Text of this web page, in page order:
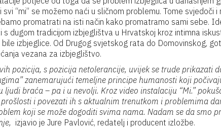
“mi” se možemo naći u sličnom problemu. Tome svjedoči
promatrati na isti način kako promatramo sami sebe.
dugom tradicijom izbjeglištva u Hrvatskoj kroz intimna
izbjeglice. Od Drugog svjetskog rata do Domovinskog,
vezana za izbjeglištvo.
pozicija, s pozicija netolerancije, uvijek se trude prikazati
zanemarujući temeljne principe humanosti koji
ljudi braća – pa i u nevolji. Kroz video instalaciju “Mi.”
i povezati ih s aktualnim trenutkom i problemima
koji se može dogoditi svima nama. Nadam se da smo
izjavio je Jure Pavlović, redatelj i producent izložbe.